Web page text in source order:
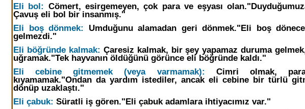
Eli bol: Cömert, esirgemeyen, çok para ve eşyası
Çavuş eli bol bir insanmış."
Eli boş dönmek: Umduğunu alamadan geri dönmek."Eli boş
gelmezdi."
Eli böğründe kalmak: Çaresiz kalmak, bir şey yapamaz duruma gelmek,
uğramak."Tek hayvanın öldüğünü görünce eli böğründe kaldı."
Eli cebine gitmemek (veya varmamak): Cimri olmak, para
kıyamamak."Ondan da yardım istediler, ancak eli cebine bir türlü
dönüp uzaklaştı."
Eli çabuk: Süratli iş gören."Eli çabuk adamlara ihtiyacımız var."